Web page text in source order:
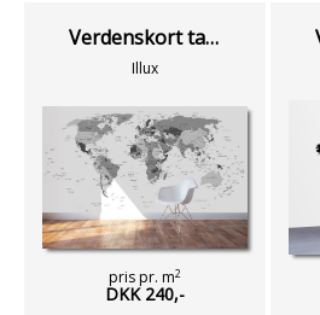
Verdenskort tapet sort/hvid
Illux
pris pr. m2
DKK 240,-